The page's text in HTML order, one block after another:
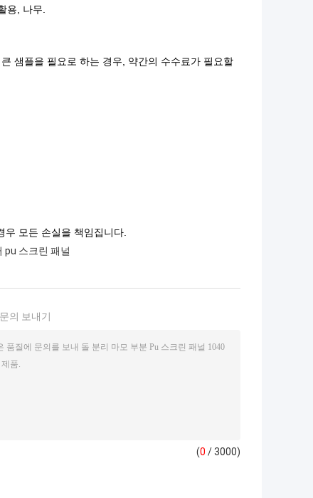
용, 나무.
샘플을 필요로 하는 경우, 약간의 수수료가 필요할
우 모든 손실을 책임집니다.
pu 스크린 패널
의 보내기
(0 / 3000)